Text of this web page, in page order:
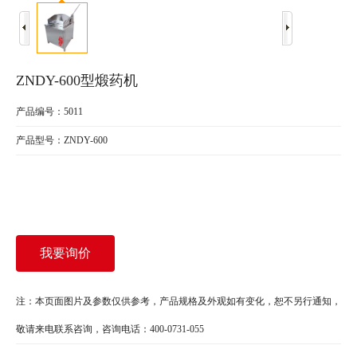
ZNDY-600型煅药机
产品编号：5011
产品型号：ZNDY-600
我要询价
注：本页面图片及参数仅供参考，产品规格及外观如有变化，恕不另行通知，
敬请来电联系咨询，咨询电话：400-0731-055